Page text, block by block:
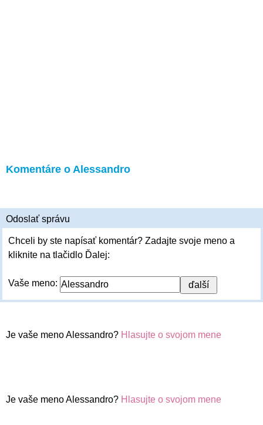
Komentáre o Alessandro
Odoslať správu
Chceli by ste napísať komentár? Zadajte svoje meno a
kliknite na tlačidlo Ďalej:
Vaše meno:
Je vaše meno Alessandro? Hlasujte o svojom mene
Je vaše meno Alessandro? Hlasujte o svojom mene